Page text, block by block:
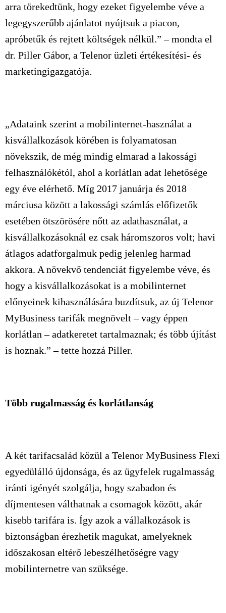
arra törekedtünk, hogy ezeket figyelembe véve a
legegyszerűbb ajánlatot nyújtsuk a piacon,
apróbetűk és rejtett költségek nélkül.” – mondta el
dr. Piller Gábor, a Telenor üzleti értékesítési- és
marketingigazgatója.
„Adataink szerint a mobilinternet-használat a
kisvállalkozások körében is folyamatosan
növekszik, de még mindig elmarad a lakossági
felhasználókétól, ahol a korlátlan adat lehetősége
egy éve elérhető. Míg 2017 januárja és 2018
márciusa között a lakossági számlás előfizetők
esetében ötszörösére nőtt az adathasználat, a
kisvállalkozásoknál ez csak háromszoros volt; havi
átlagos adatforgalmuk pedig jelenleg harmad
akkora. A növekvő tendenciát figyelembe véve, és
hogy a kisvállalkozásokat is a mobilinternet
előnyeinek kihasználására buzdítsuk, az új Telenor
MyBusiness tarifák megnövelt – vagy éppen
korlátlan – adatkeretet tartalmaznak; és több újítást
is hoznak.” – tette hozzá Piller.
Több rugalmasság és korlátlanság
A két tarifacsalád közül a Telenor MyBusiness Flexi
egyedülálló újdonsága, és az ügyfelek rugalmasság
iránti igényét szolgálja, hogy szabadon és
díjmentesen válthatnak a csomagok között, akár
kisebb tarifára is. Így azok a vállalkozások is
biztonságban érezhetik magukat, amelyeknek
időszakosan eltérő lebeszélhetőségre vagy
mobilinternetre van szüksége.